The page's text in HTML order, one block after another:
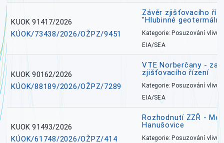
KUOK 91417/2026
KÚOK/73438/2026/OŽPZ/9451
Závěr zjišťovacího
"Hlubinné
Kategorie: Posuzování vlivů
EIA/SEA
KUOK 90162/2026
KÚOK/88189/2026/OŽPZ/7289
VTE Norberčany -
zjišťovacího řízení
Kategorie: Posuzování vlivů
EIA/SEA
KUOK 91493/2026
KÚOK/61748/2026/OŽPZ/414
Rozhodnutí ZZŘ -
Hanušovice
Kategorie: Posuzování vlivů